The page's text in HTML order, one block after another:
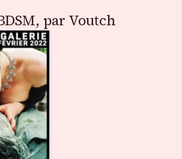
par Voutch